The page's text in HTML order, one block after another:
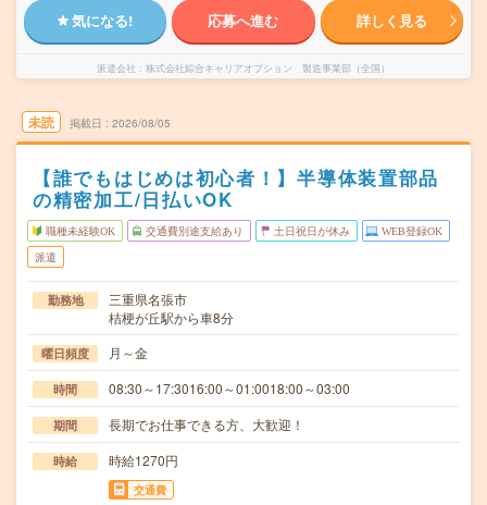
気になる! 応募へ進む 詳しく見る
派遣会社 株式会社綜合キャリアオプション 製造事業部（全国）
未読 掲載日 2026/08/05
【誰でもはじめは初心者！】半導体装置部品
の精密加工/日払いOK
職種未経験OK 交通費別途支給あり 土日祝日が休み WEB登録OK
派遣
勤務地
三重県名張市
桔梗が丘駅から車8分
曜日頻度 月～金
時間 08:30～17:3016:00～01:0018:00～03:00
期間 長期でお仕事できる方、大歓迎！
時給 時給1270円
交通費